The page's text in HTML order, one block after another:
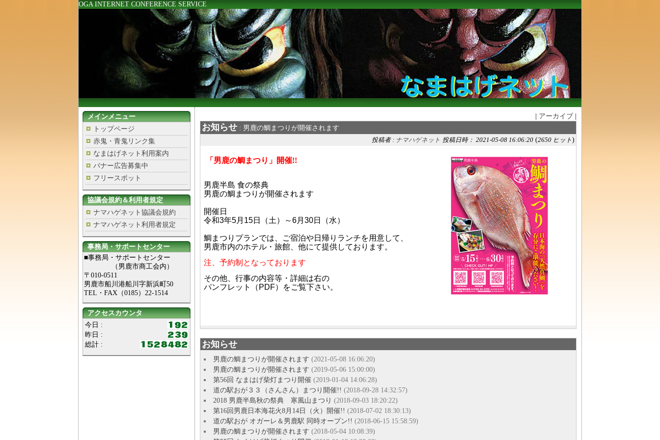
OGA INTERNET CONFERENCE SERVICE
メインメニュー
トップページ
赤鬼・青鬼リンク集
なまはげネット利用案内
バナー広告募集中
フリースポット
協議会規約＆利用者規定
ナマハゲネット協議会規約
ナマハゲネット利用者規定
事務局・サポートセンター
■事務局・サポートセンター
（男鹿市商工会内）
〒010-0511
男鹿市船川港船川字新浜町50
TEL・FAX（0185）22-1514
アクセスカウンタ
今日 :
昨日 :
総計 :
アーカイブ
お知らせ : 男鹿の鯛まつりが開催されます
投稿者 : ナマハゲネット 投稿日時： 2021-05-08 16:06:20 (2650 ヒット)
「男鹿の鯛まつり」開催!!
男鹿半島 食の祭典
男鹿の鯛まつりが開催されます
開催日
令和3年5月15日（土）～6月30日（水）
鯛まつりプランでは、ご宿泊や日帰りランチを用意して、
男鹿市内のホテル・旅館、他にて提供しております。
注、予約制となっております
その他、行事の内容等・詳細は右の
パンフレット（PDF）をご覧下さい。
お知らせ
男鹿の鯛まつりが開催されます (2021-05-08 16:06:20)
男鹿の鯛まつりが開催されます (2019-05-06 15:00:00)
第56回 なまはげ柴灯まつり開催 (2019-01-04 14:06:28)
道の駅おが３３（さんさん）まつり開催!! (2018-09-28 14:32:57)
2018 男鹿半島秋の祭典 寒風山まつり (2018-09-03 18:20:22)
第16回男鹿日本海花火8月14日（火）開催!! (2018-07-02 18:30:13)
道の駅おが オガーレ＆男鹿駅 同時オープン!! (2018-06-15 15:58:59)
男鹿の鯛まつりが開催されます (2018-05-04 10:08:39)